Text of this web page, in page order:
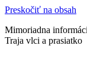
Preskočiť na obsah
Mimoriadna
Traja vlci a prasiatko